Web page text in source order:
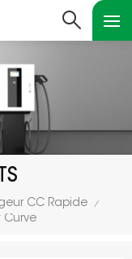
CC Rapide /
Curve